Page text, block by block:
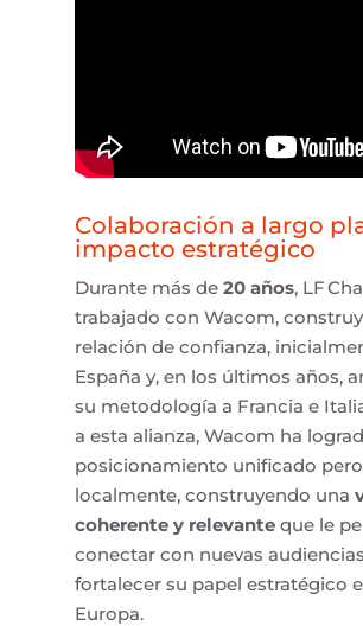
Colaboración a largo
impacto estratégico
Durante más de 20 años, LF
trabajado con Wacom,
relación de confianza,
España y, en los últimos años,
su metodología a Francia e
a esta alianza, Wacom ha
posicionamiento unificado
localmente, construyendo una
coherente y relevanteque le
conectar con nuevas
fortalecer su papel estratégico
Europa.